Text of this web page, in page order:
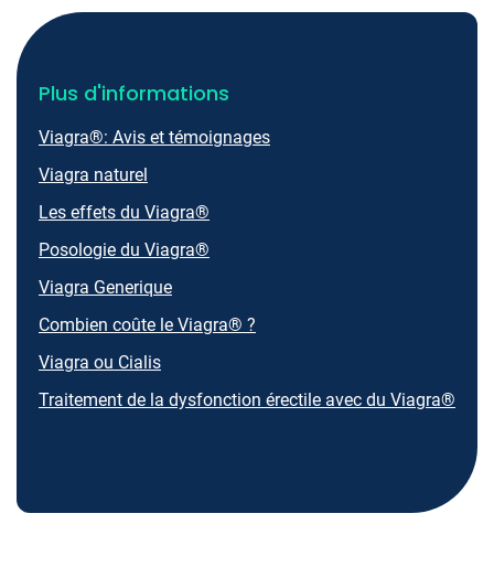
Plus d'informations
Viagra®: Avis et témoignages
Viagra naturel
Les effets du Viagra®
Posologie du Viagra®
Viagra Generique
Combien coûte le Viagra® ?
Viagra ou Cialis
Traitement de la dysfonction érectile avec du Viagra®